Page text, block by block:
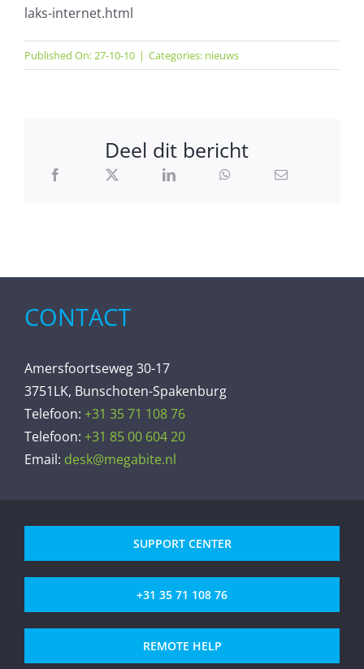
laks-internet.html
Published On: 27-10-10 | Categories: nieuws
Deel dit bericht
CONTACT
Amersfoortseweg 30-17
3751LK, Bunschoten-Spakenburg
Telefoon: +31 35 71 108 76
Telefoon: +31 85 00 604 20
Email: desk@megabite.nl
SUPPORT CENTER
+31 35 71 108 76
REMOTE HELP